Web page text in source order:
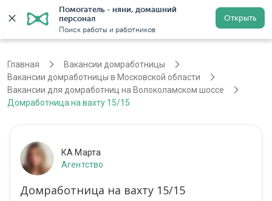
Помогатель - няни, домашний
персонал
Поиск работы и работников
Открыть
Регистрация
Главная
Вакансии домработницы
Вакансии домработницы в Московской области
Вакансии для домработниц на Волоколамском шоссе
Домработница на вахту 15/15
КА Марта
Агентство
Домработница на вахту 15/15